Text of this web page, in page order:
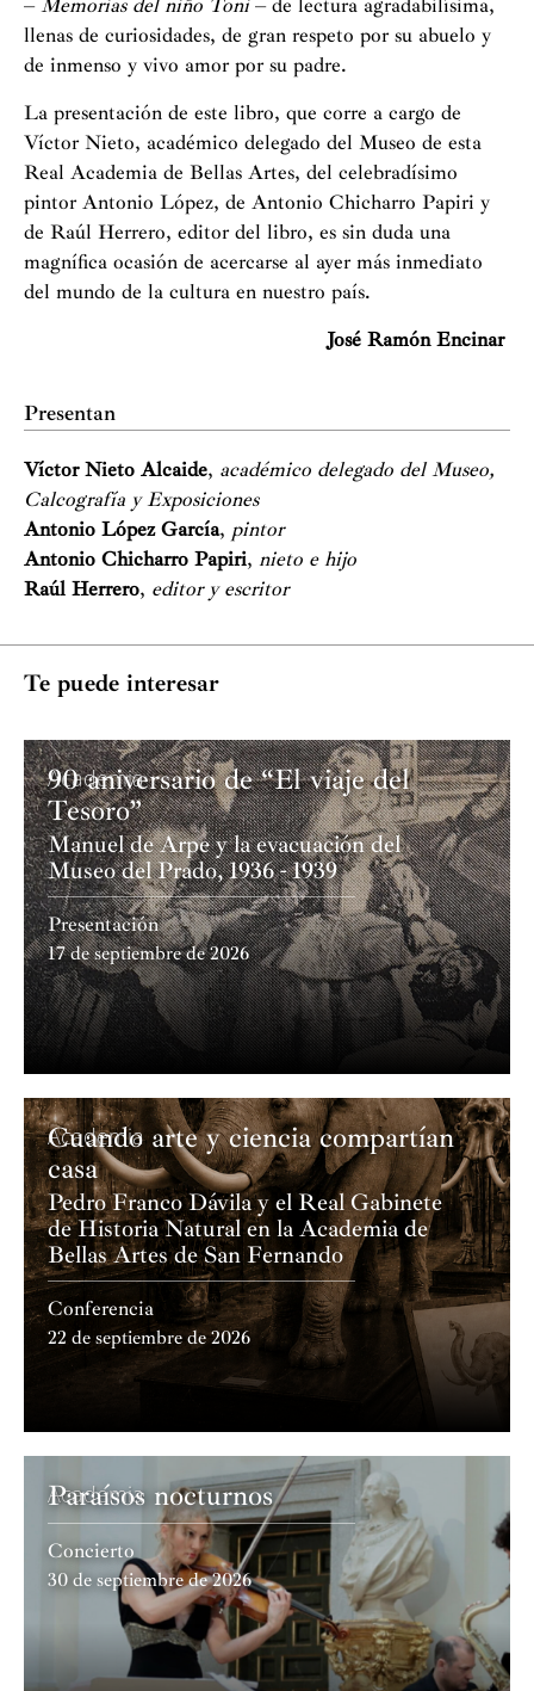
–Memorias del niño Toni– de lectura agradabilísima,
llenas de curiosidades, de gran respeto por su abuelo y
de inmenso y vivo amor por su padre.
La presentación de este libro, que corre a cargo de
Víctor Nieto, académico delegado del Museo de esta
Real Academia de Bellas Artes, del celebradísimo
pintor Antonio López, de Antonio Chicharro Papiri y
de Raúl Herrero, editor del libro, es sin duda una
magnífica ocasión de acercarse al ayer más inmediato
del mundo de la cultura en nuestro país.
José Ramón Encinar
Presentan
Víctor Nieto Alcaide, académico delegado del Museo,
Calcografía y Exposiciones
Antonio López García, pintor
Antonio Chicharro Papiri, nieto e hijo
Raúl Herrero, editor y escritor
Te puede interesar
Academia
90 aniversario de “El viaje del
Tesoro”
Manuel de Arpe y la evacuación del
Museo del Prado, 1936 - 1939
Presentación
17 de septiembre de 2026
Academia
Cuando arte y ciencia compartían
casa
Pedro Franco Dávila y el Real Gabinete
de Historia Natural en la Academia de
Bellas Artes de San Fernando
Conferencia
22 de septiembre de 2026
Academia
Paraísos nocturnos
Concierto
30 de septiembre de 2026